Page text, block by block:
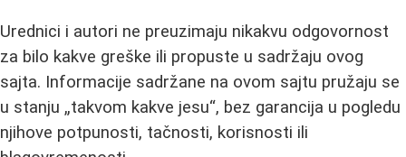
Urednici i autori ne preuzimaju nikakvu odgovornost
za bilo kakve greške ili propuste u sadržaju ovog
sajta. Informacije sadržane na ovom sajtu pružaju se
u stanju „takvom kakve jesu“, bez garancija u pogledu
njihove potpunosti, tačnosti, korisnosti ili